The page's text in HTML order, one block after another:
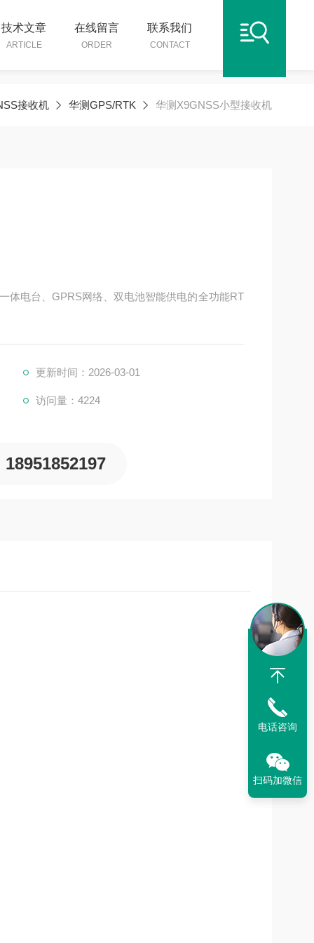
技术文章
ARTICLE
在线留言
ORDER
联系我们
CONTACT
接收机 华测GPS/RTK 华测X9GNSS小型接收机
体电台、GPRS网络、双电池智能供电的全功能RT
更新时间：2026-03-01
访问量：4224
18951852197
电话咨询
扫码加微信